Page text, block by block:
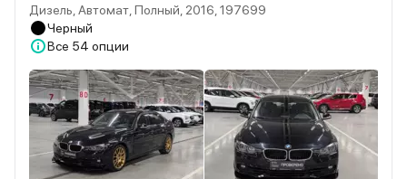
Дизель, Автомат, Полный, 2016, 197699
Черный
Все 54 опции